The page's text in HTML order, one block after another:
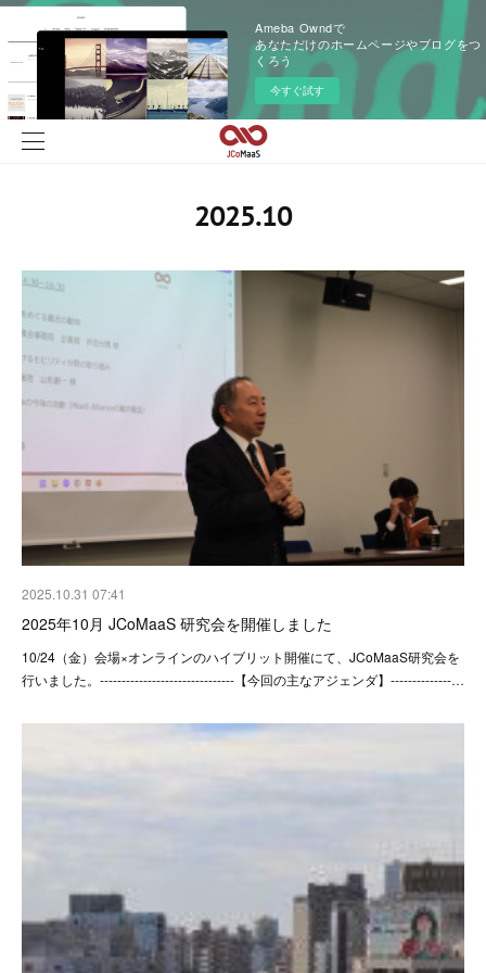
Ameba Owndで
あなただけのホームページやブログをつ
くろう
今すぐ試す
2025.10
2025.10.31 07:41
2025年10月 JCoMaaS 研究会を開催しました
10/24（金）会場×オンラインのハイブリット開催にて、JCoMaaS研究会を
行いました。-------------------------------【今回の主なアジェンダ】--------------…